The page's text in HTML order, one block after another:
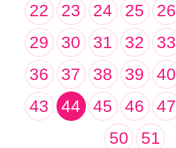
22
23 24 25 26
29
30 31 32 33
36
37 38 39 40
43
44 45 46 47
50
51